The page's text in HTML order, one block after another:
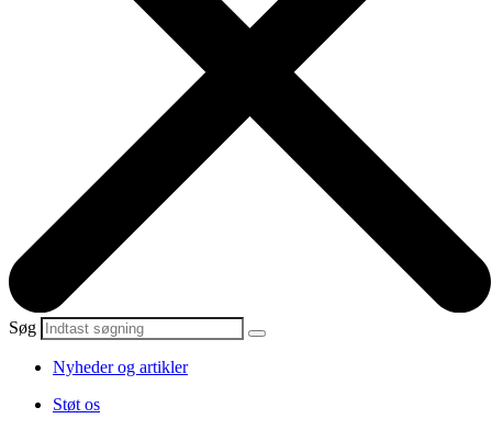
Søg
Nyheder og artikler
Støt os